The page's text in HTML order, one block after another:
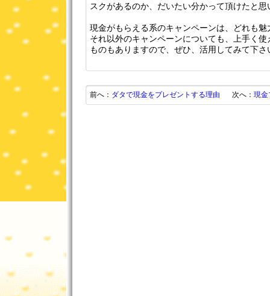
スクがあるのか、だいたい分かって頂けたと思
現金がもらえる系のキャンペーンは、どれも
それ以外のキャンペーンについても、上手く
ものもありますので、ぜひ、活用してみて下
前へ： ダタで現金をプレゼントする理由 次へ： 現金